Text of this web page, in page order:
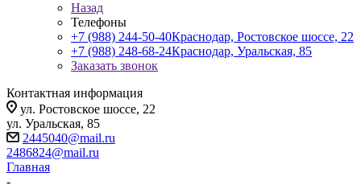
Назад
Телефоны
+7 (988) 244-50-40Краснодар, Ростовское шоссе, 22
+7 (988) 248-68-24Краснодар, Уральская, 85
Заказать звонок
Контактная информация
ул. Ростовское шоссе, 22
ул. Уральская, 85
2445040@mail.ru
2486824@mail.ru
Главная
-